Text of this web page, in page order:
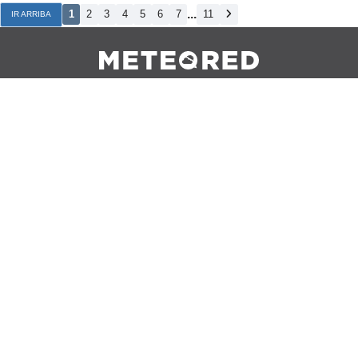
IR ARRIBA 1 2 3 4 5 6 7 ... 11